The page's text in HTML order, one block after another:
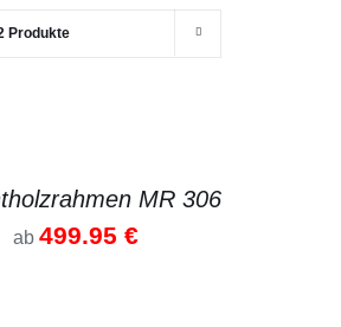
Produkte
MR 306
ab 499.95 €